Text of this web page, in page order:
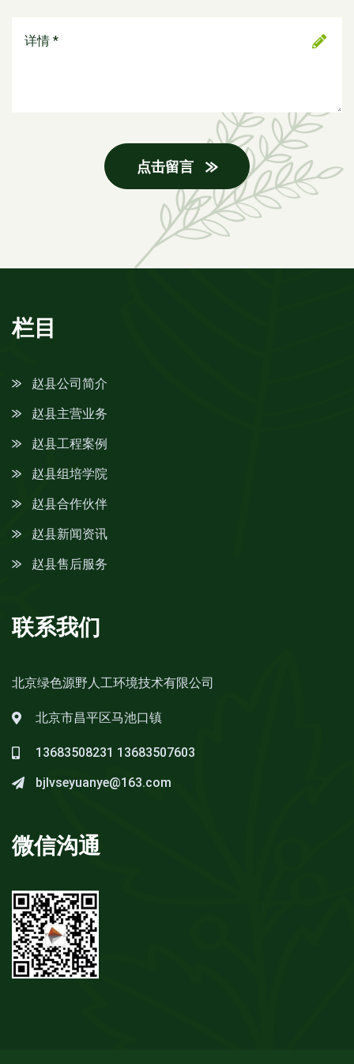
点击留言
栏目
赵县公司简介
赵县主营业务
赵县工程案例
赵县组培学院
赵县合作伙伴
赵县新闻资讯
赵县售后服务
联系我们
北京绿色源野人工环境技术有限公司
北京市昌平区马池口镇
13683508231 13683507603
bjlvseyuanye@163.com
微信沟通